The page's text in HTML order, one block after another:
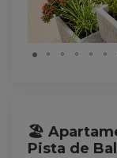
🏖️
Pista de